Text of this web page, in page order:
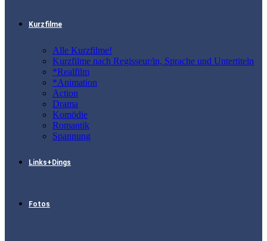
Kurzfilme
Alle Kurzfilme!
Kurzfilme nach Regisseur/in, Sprache und Untertiteln
*Realfilm
*Animation
Action
Drama
Komödie
Romantik
Spannung
Links+Dings
Fotos